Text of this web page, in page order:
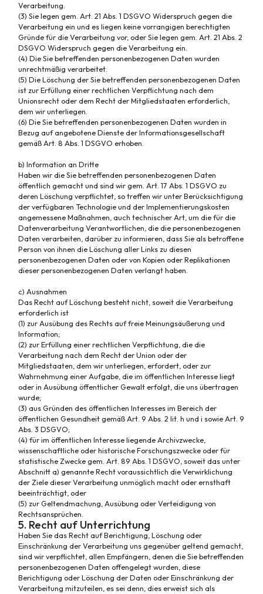
Verarbeitung.
(3) Sie legen gem. Art. 21 Abs. 1 DSGVO Widerspruch gegen die
Verarbeitung ein und es liegen keine vorrangigen berechtigten
Gründe für die Verarbeitung vor, oder Sie legen gem. Art. 21 Abs. 2
DSGVO Widerspruch gegen die Verarbeitung ein.
(4) Die Sie betreffenden personenbezogenen Daten wurden
unrechtmäßig verarbeitet.
(5) Die Löschung der Sie betreffenden personenbezogenen Daten
ist zur Erfüllung einer rechtlichen Verpflichtung nach dem
Unionsrecht oder dem Recht der Mitgliedstaaten erforderlich,
dem wir unterliegen.
(6) Die Sie betreffenden personenbezogenen Daten wurden in
Bezug auf angebotene Dienste der Informationsgesellschaft
gemäß Art. 8 Abs. 1 DSGVO erhoben.
b) Information an Dritte
Haben wir die Sie betreffenden personenbezogenen Daten
öffentlich gemacht und sind wir gem. Art. 17 Abs. 1 DSGVO zu
deren Löschung verpflichtet, so treffen wir unter Berücksichtigung
der verfügbaren Technologie und der Implementierungskosten
angemessene Maßnahmen, auch technischer Art, um die für die
Datenverarbeitung Verantwortlichen, die die personenbezogenen
Daten verarbeiten, darüber zu informieren, dass Sie als betroffene
Person von ihnen die Löschung aller Links zu diesen
personenbezogenen Daten oder von Kopien oder Replikationen
dieser personenbezogenen Daten verlangt haben.
c) Ausnahmen
Das Recht auf Löschung besteht nicht, soweit die Verarbeitung
erforderlich ist
(1) zur Ausübung des Rechts auf freie Meinungsäußerung und
Information;
(2) zur Erfüllung einer rechtlichen Verpflichtung, die die
Verarbeitung nach dem Recht der Union oder der
Mitgliedstaaten, dem wir unterliegen, erfordert, oder zur
Wahrnehmung einer Aufgabe, die im öffentlichen Interesse liegt
oder in Ausübung öffentlicher Gewalt erfolgt, die uns übertragen
wurde;
(3) aus Gründen des öffentlichen Interesses im Bereich der
öffentlichen Gesundheit gemäß Art. 9 Abs. 2 lit. h und i sowie Art. 9
Abs. 3 DSGVO;
(4) für im öffentlichen Interesse liegende Archivzwecke,
wissenschaftliche oder historische Forschungszwecke oder für
statistische Zwecke gem. Art. 89 Abs. 1 DSGVO, soweit das unter
Abschnitt a) genannte Recht voraussichtlich die Verwirklichung
der Ziele dieser Verarbeitung unmöglich macht oder ernsthaft
beeinträchtigt, oder
(5) zur Geltendmachung, Ausübung oder Verteidigung von
Rechtsansprüchen.
5. Recht auf Unterrichtung
Haben Sie das Recht auf Berichtigung, Löschung oder
Einschränkung der Verarbeitung uns gegenüber geltend gemacht,
sind wir verpflichtet, allen Empfängern, denen die Sie betreffenden
personenbezogenen Daten offengelegt wurden, diese
Berichtigung oder Löschung der Daten oder Einschränkung der
Verarbeitung mitzuteilen, es sei denn, dies erweist sich als